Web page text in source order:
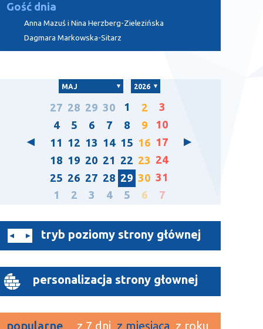
Gość dnia
Anna Mazuś i Nina Herzberg-Zielezińska
Dagmara Markowska-Sitarz
MAJ 2026
27 28 29 30 1 2
3
4
5 6 7 8 9
10
11 12 13 14 15 16 17
18 19 20 21 22 23 24
25 26 27 28 29 30 31
1
2 3 4 5 6 7
tryb poziomy strony głównej
personalizacja strony głownej
popularne z 7 dni z miesiąca z roku